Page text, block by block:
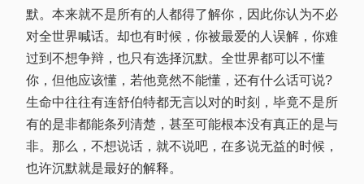
默。本来就不是所有的人都得了解你，因此你认为不必
对全世界喊话。却也有时候，你被最爱的人误解，你难
过到不想争辩，也只有选择沉默。全世界都可以不懂
你，但他应该懂，若他竟然不能懂，还有什么话可说?
生命中往往有连舒伯特都无言以对的时刻，毕竟不是所
有的是非都能条列清楚，甚至可能根本没有真正的是与
非。那么，不想说话，就不说吧，在多说无益的时候，
也许沉默就是最好的解释。